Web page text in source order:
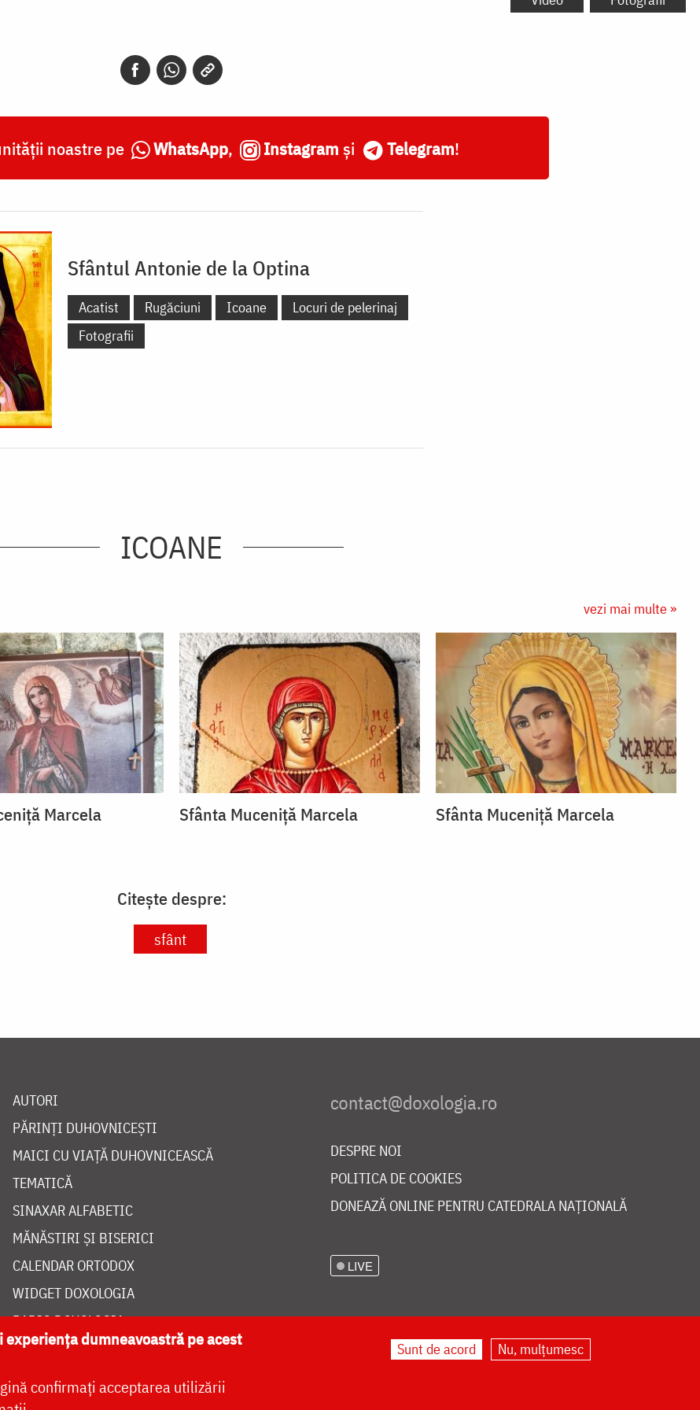
noastre pe WhatsApp, Instagram și Telegram!
Sfântul Antonie de la Optina
Acatist Rugăciuni Icoane
Locuri de pelerinaj
Fotografii
ICOANE
vezi mai multe »
Marcela Sfânta Muceniță Marcela Sfânta Muceniță Marcela
Citește despre:
sfânt
AUTORI
PĂRINȚI DUHOVNICEȘTI
MAICI CU VIAȚĂ DUHOVNICEASCĂ
TEMATICĂ
SINAXAR ALFABETIC
MĂNĂSTIRI ȘI BISERICI
CALENDAR ORTODOX
WIDGET DOXOLOGIA
RADIO DOXOLOGIA
DESPRE NOI
POLITICA DE COOKIES
DONEAZĂ ONLINE PENTRU CATEDRALA NAȚIONALĂ
LIVE
dumneavoastră pe acest
confirmați acceptarea utilizării
Sunt de acord Nu, mulțumesc